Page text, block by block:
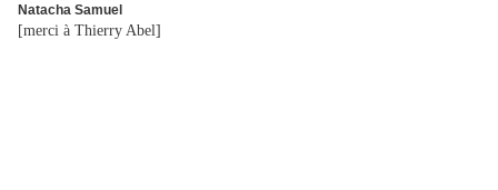
Natacha Samuel
[merci à Thierry Abel]